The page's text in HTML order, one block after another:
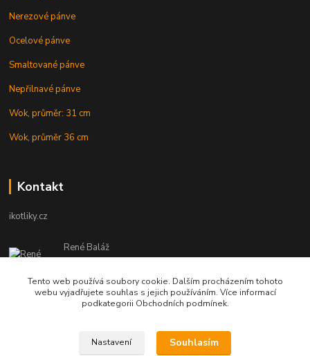
Nerezové pánve
Ocelové pánve
Smaltované pánve
Nepřilnavé pánve
Wok, průměr: 31 cm
Wok, průměr 36 cm
Kontakt
ikotliky.cz
René Baláž
Eshop: +421 902 212 007
od 8:00 - do 16:00 hod
info@ikotliky.cz
Tento web používá soubory cookie. Dalším procházením tohoto
webu vyjadřujete souhlas s jejich používáním. Více informací
podkategorii Obchodních podmínek.
Nastavení Souhlasím